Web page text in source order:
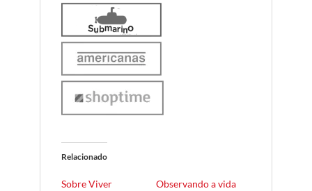
Relacionado
Sobre Viver
Observando a vida